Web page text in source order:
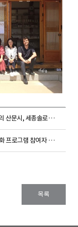
음악으로 듣는 아르튀르 랭보의 산문시, 세종솔로이스츠와 이안 보스트리지의 <일뤼미나시옹> 공연
김포문화재단, 예술인 역량강화 프로그램 참여자 모집 - 김포예술인이 알아두면 쓸모있는 예술상식, 알.쓸.예.상 -
목록